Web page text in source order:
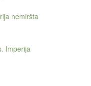
nemiršta
Imperija